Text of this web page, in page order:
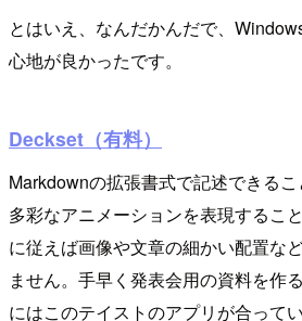
とはいえ、なんだかんだで、
心地が良かったです。
Deckset（有料）
Markdownの拡張書式で記述できるこ
多彩なアニメーションを表現するこ
に従えば画像や文章の細かい配置な
ません。手早く発表会用の資料を作
にはこのテイストのアプリが合って